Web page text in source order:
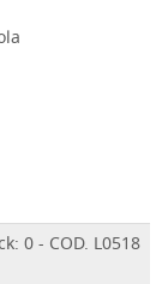
0 - COD. L0518